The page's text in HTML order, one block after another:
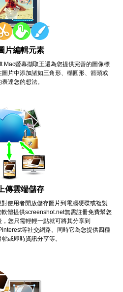
片編輯元素
Mac螢幕擷取王還為您提供完善的圖像標
片中添加諸如三角形、橢圓形、箭頭或
達您的想法。
傳雲端儲存
使用者開放儲存圖片到電腦硬碟或複製
體提供screenshot.net無需註冊免費幫您
您只需輕輕一點就可將其分享到
等社交網路。同時它為您提供四種
或即時資訊分享等。